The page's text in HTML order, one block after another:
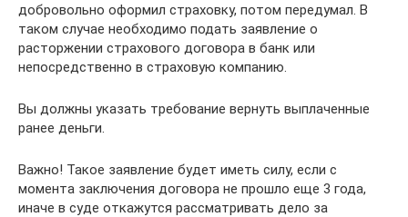
добровольно оформил страховку, потом передумал. В
таком случае необходимо подать заявление о
расторжении страхового договора в банк или
непосредственно в страховую компанию.
Вы должны указать требование вернуть выплаченные
ранее деньги.
Важно! Такое заявление будет иметь силу, если с
момента заключения договора не прошло еще 3 года,
иначе в суде откажутся рассматривать дело за